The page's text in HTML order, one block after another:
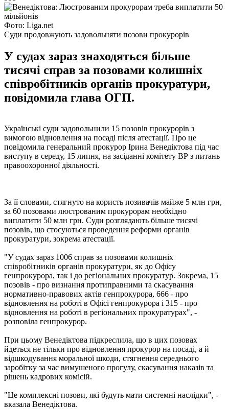
Фото: Liga.net
Суди продовжують задовольняти позови прокурорів
У судах зараз знаходяться більше
тисячі справ за позовами колишніх
співробітників органів прокуратури,
повідомила глава ОГП.
Українські суди задовольнили 15 позовів прокурорів з
вимогою відновлення на посаді після атестації. Про це
повідомила генеральний прокурор Ірина Венедіктова під час
виступу в середу, 15 липня, на засіданні комітету ВР з питань
правоохоронної діяльності.
За її словами, стягнуто на користь позивачів майже 5 млн грн,
за 60 позовами люстрованим прокурорам необхідно
виплатити 50 млн грн. Суди розглядають більше тисячі
позовів, що стосуються проведення реформи органів
прокуратури, зокрема атестації.
"У судах зараз 1006 справ за позовами колишніх
співробітників органів прокуратури, як до Офісу
генпрокурора, так і до регіональних прокуратур. Зокрема, 15
позовів - про визнання протиправними та скасування
нормативно-правових актів генпрокурора, 666 - про
відновлення на роботі в Офісі генпрокурора і 315 - про
відновлення на роботі в регіональних прокуратурах", -
розповіла генпрокурор.
При цьому Венедіктова підкреслила, що в цих позовах
йдеться не тільки про відновлення прокурор на посаді, а й
відшкодування моральної шкоди, стягнення середнього
заробітку за час вимушеного прогулу, скасування наказів та
рішень кадрових комісій.
"Це комплексні позови, які будуть мати системні наслідки", -
вказала Венедіктова.